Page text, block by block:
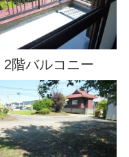
2階バルコニー